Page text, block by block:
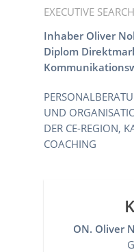
EXECUTIVE
Inhaber Oliver
Diplom
UND
DER CE-REGION,
COACHING
ON. Oliver